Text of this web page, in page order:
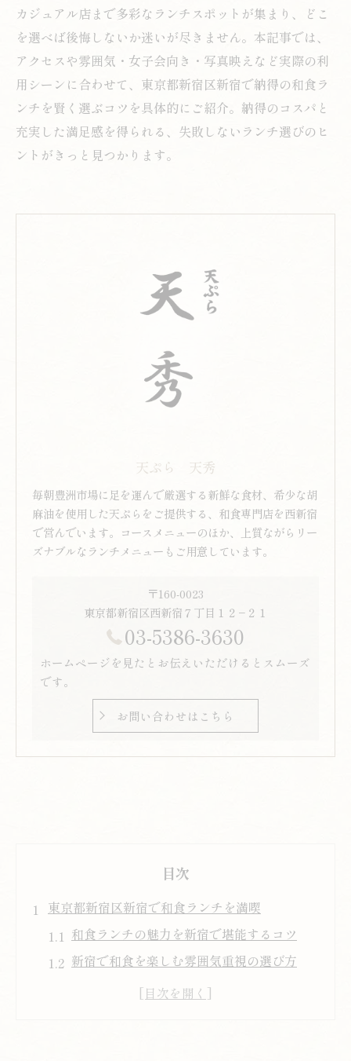
カジュアル店まで多彩なランチスポットが集まり、どこ
を選べば後悔しないか迷いが尽きません。本記事では、
アクセスや雰囲気・女子会向き・写真映えなど実際の利
用シーンに合わせて、東京都新宿区新宿で納得の和食ラ
ンチを賢く選ぶコツを具体的にご紹介。納得のコスパと
充実した満足感を得られる、失敗しないランチ選びのヒ
ントがきっと見つかります。
天ぷら 天秀
毎朝豊洲市場に足を運んで厳選する新鮮な食材、希少な胡
麻油を使用した天ぷらをご提供する、和食専門店を西新宿
で営んでいます。コースメニューのほか、上質ながらリー
ズナブルなランチメニューもご用意しています。
〒160-0023
東京都新宿区西新宿７丁目１２−２１
03-5386-3630
ホームページを見たとお伝えいただけるとスムーズ
です。
お問い合わせはこちら
目次
東京都新宿区新宿で和食ランチを満喫
和食ランチの魅力を新宿で堪能するコツ
新宿で和食を楽しむ雰囲気重視の選び方
和食ランチ新宿エリアで人気の理由とは